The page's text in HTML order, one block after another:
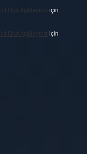
Olur Açıklayınız için
Olur Açıklayınız için